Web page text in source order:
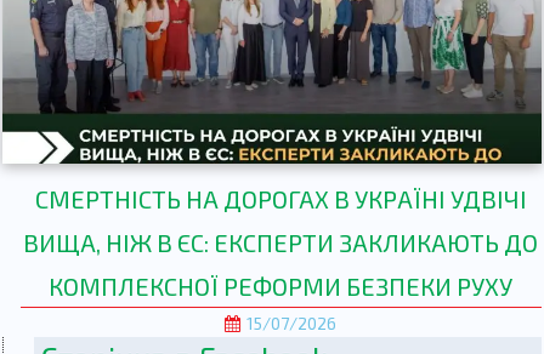
СМЕРТНІСТЬ НА ДОРОГАХ В УКРАЇНІ УДВІЧІ
ВИЩА, НІЖ В ЄС: ЕКСПЕРТИ ЗАКЛИКАЮТЬ ДО
КОМПЛЕКСНОЇ РЕФОРМИ БЕЗПЕКИ РУХУ
15/07/2026